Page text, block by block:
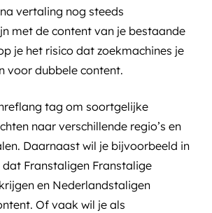
vertaling nog steeds
met de content van je bestaande
je het risico dat zoekmachines je
voor dubbele content.
tag om soortgelijke
naar verschillende regio’s en
Daarnaast wil je bijvoorbeeld in
Franstaligen Franstalige
en Nederlandstaligen
Of vaak wil je als